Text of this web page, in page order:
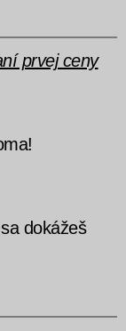
prvej ceny
dokážeš